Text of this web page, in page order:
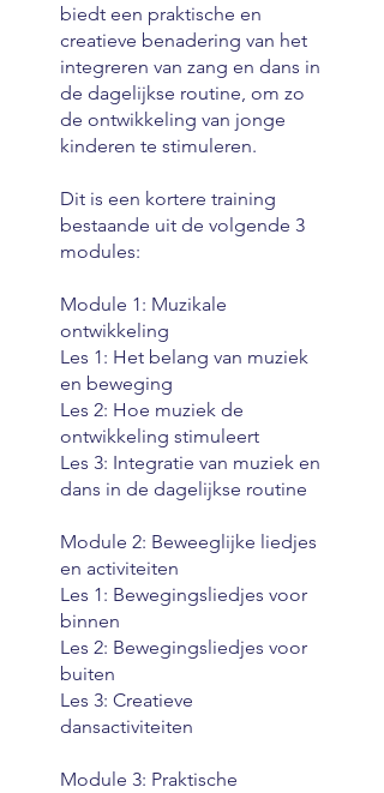
biedt een praktische en
creatieve benadering van het
integreren van zang en dans in
de dagelijkse routine, om zo
de ontwikkeling van jonge
kinderen te stimuleren.
Dit is een kortere training
bestaande uit de volgende 3
modules:
Module 1: Muzikale
ontwikkeling
Les 1: Het belang van muziek
en beweging
Les 2: Hoe muziek de
ontwikkeling stimuleert
Les 3: Integratie van muziek en
dans in de dagelijkse routine
Module 2: Beweeglijke liedjes
en activiteiten
Les 1: Bewegingsliedjes voor
binnen
Les 2: Bewegingsliedjes voor
buiten
Les 3: Creatieve
dansactiviteiten
Module 3: Praktische